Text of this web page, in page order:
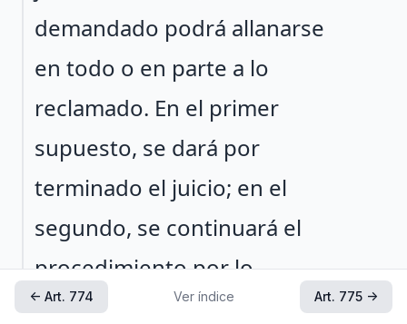
demandado podrá allanarse
en todo o en parte a lo
reclamado. En el primer
supuesto, se dará por
terminado el juicio; en el
segundo, se continuará el
procedimiento por lo
pendiente.
← Art. 774 Ver índice Art. 775 →